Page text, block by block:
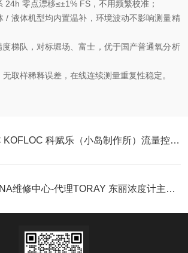
24h 零点漂移≤±1% FS，不用频繁校准；
/ 液体机型均内置温补，环境波动不影响测量精
梯队，对标堀场、富士，优于国产普通氧分析
取样稀释误差，在线连续测量重复性稳定。
日本 KOFLOC 科赋乐（小岛制作所）流量控制器简介3200-1/4F9-N2
CHINA维修中心-代理TORAY 东丽浓度计主要指工业用氧气浓度计全系列产品